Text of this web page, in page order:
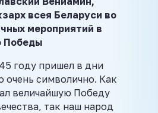
всея Беларуси во
мероприятий в
Победы
году пришел в дни
очень символично. Как
величайшую Победу
так наш народ